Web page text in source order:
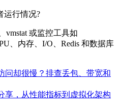
行情况?
或监控工具如
、内存、I/O、Redis 和数据库
问却很慢？排查丢包、带宽和
享，从性能指标到虚拟化架构